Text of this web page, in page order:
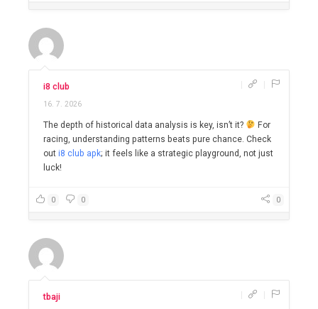
i8 club
16. 7. 2026
The depth of historical data analysis is key, isn’t it?
For
racing, understanding patterns beats pure chance. Check
out i8 club apk; it feels like a strategic playground, not just
luck!
0 0 0
tbaji